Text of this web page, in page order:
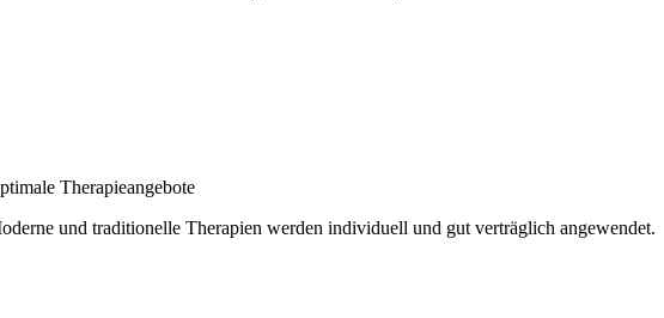
Therapieangebote
und traditionelle Therapien werden individuell und gut verträglich angewendet.